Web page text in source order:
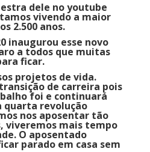
dele no youtube
vivendo a maior
2.500 anos.
inaugurou esse novo
a todos que muitas
ficar.
projetos de vida.
de carreira pois
foi e continuará
quarta revolução
nos aposentar tão
viveremos mais tempo
O aposentado
parado em casa sem